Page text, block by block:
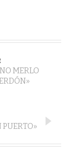
MERLO
PUERTO»